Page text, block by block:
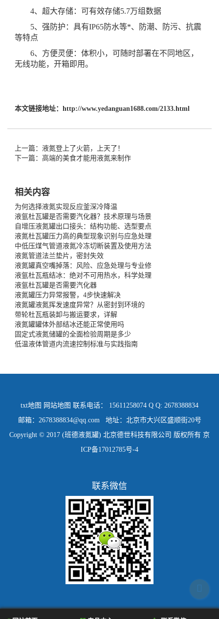
4、超大存储：可有效存储5.7万组数据
5、强防护：具有IP65防水等*、防潮、防污、抗震
等特点
6、方便灵便：体积小，可随时部署在不同地区，
无线功能，开箱即用。
本文链接地址： http://www.yedanguan1688.com/2133.html
上一篇：液氮登上了火箭，上天了！
下一篇：高端的美食才能用液氮来制作
相关内容
为何选择液氮实现反应釜深冷降温
液氩杜瓦罐是否需要汽化器？技术原理与场景
自增压液氮罐出口接头：结构功能、选型要点
液氮杜瓦罐压力高的典型现象识别与应急处理
中低压煤气管道液氮冷冻切断装置及使用方法
液氮管道法兰垫片，密封失效
液氮罐真空嘴掉落：风险、应急处理与专业修
液氩杜瓦瓶结冰：绝对不可用热水，科学处理
液氩杜瓦罐是否需要汽化器
液氮罐压力异常报警，4步快速解决
液氮罐液氮挥发速度异常？从密封到环境的
带轮杜瓦瓶装卸与搬运要求，详解
液氮罐罐体外部结冰还能正常使用吗
固定式液氮储罐的全面检验周期是多少
低温液体管道内流速控制标准与实践指南
txt地图 网站地图 联系电话： 15611258074 Q Q: 2678388834
邮箱：2678388834@qq.com 地址：北京市大兴区盛顺街20号
Copyright © 2017 (班德液氮罐) 北京德世科技有限公司 版权所有 京
ICP备17012785号-4
联系微信